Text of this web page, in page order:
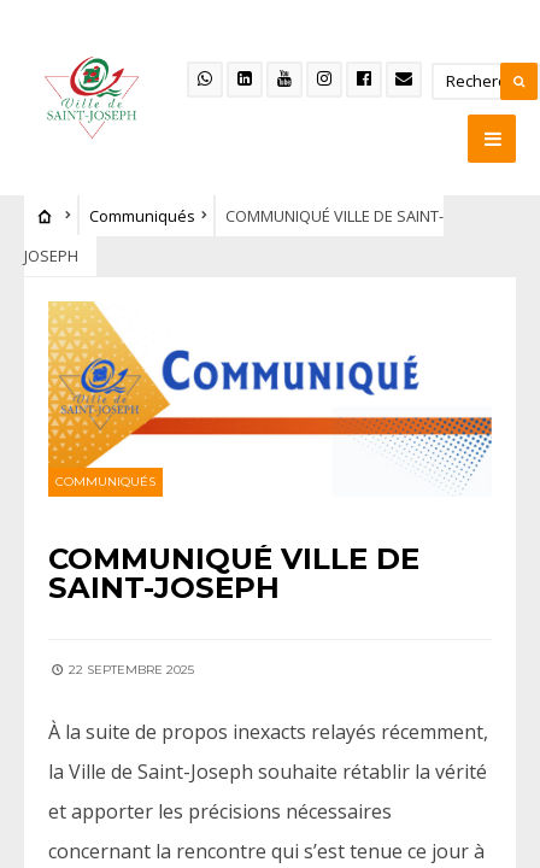
Communiqués
COMMUNIQUÉ VILLE DE SAINT-
JOSEPH
COMMUNIQUÉS
COMMUNIQUÉ VILLE DE
SAINT-JOSEPH
22 SEPTEMBRE 2025
À la suite de propos inexacts relayés récemment,
la Ville de Saint-Joseph souhaite rétablir la vérité
et apporter les précisions nécessaires
concernant la rencontre qui s’est tenue ce jour à